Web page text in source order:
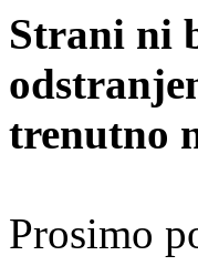
Strani ni
trenutno
Prosimo